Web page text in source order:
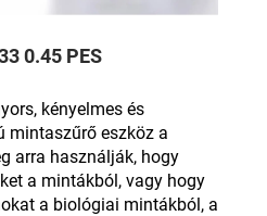
0.45 PES
kényelmes és
mintaszűrő eszköz a
arra használják, hogy
a mintákból, vagy hogy
a biológiai mintákból, a